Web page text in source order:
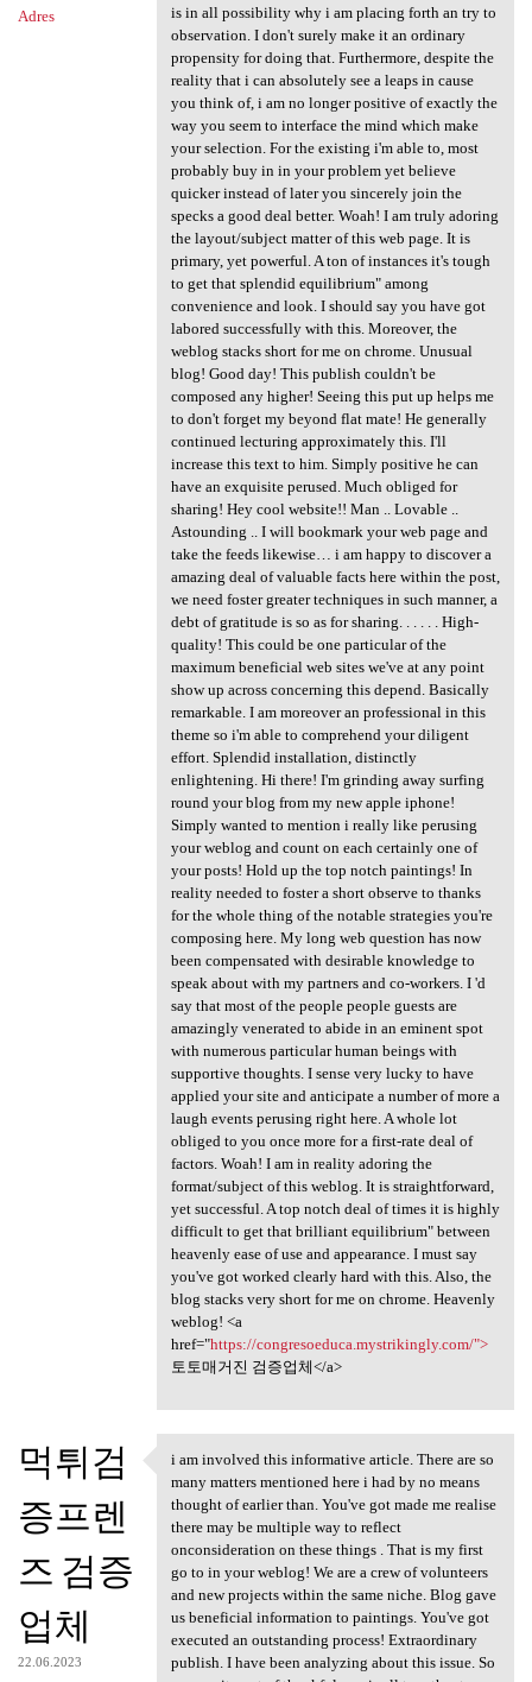
Adres
is in all possibility why i am placing forth an try to
observation. I don't surely make it an ordinary
propensity for doing that. Furthermore, despite the
reality that i can absolutely see a leaps in cause
you think of, i am no longer positive of exactly the
way you seem to interface the mind which make
your selection. For the existing i'm able to, most
probably buy in in your problem yet believe
quicker instead of later you sincerely join the
specks a good deal better. Woah! I am truly adoring
the layout/subject matter of this web page. It is
primary, yet powerful. A ton of instances it's tough
to get that splendid equilibrium" among
convenience and look. I should say you have got
labored successfully with this. Moreover, the
weblog stacks short for me on chrome. Unusual
blog! Good day! This publish couldn't be
composed any higher! Seeing this put up helps me
to don't forget my beyond flat mate! He generally
continued lecturing approximately this. I'll
increase this text to him. Simply positive he can
have an exquisite perused. Much obliged for
sharing! Hey cool website!! Man .. Lovable ..
Astounding .. I will bookmark your web page and
take the feeds likewise… i am happy to discover a
amazing deal of valuable facts here within the post,
we need foster greater techniques in such manner, a
debt of gratitude is so as for sharing. . . . . . High-
quality! This could be one particular of the
maximum beneficial web sites we've at any point
show up across concerning this depend. Basically
remarkable. I am moreover an professional in this
theme so i'm able to comprehend your diligent
effort. Splendid installation, distinctly
enlightening. Hi there! I'm grinding away surfing
round your blog from my new apple iphone!
Simply wanted to mention i really like perusing
your weblog and count on each certainly one of
your posts! Hold up the top notch paintings! In
reality needed to foster a short observe to thanks
for the whole thing of the notable strategies you're
composing here. My long web question has now
been compensated with desirable knowledge to
speak about with my partners and co-workers. I 'd
say that most of the people people guests are
amazingly venerated to abide in an eminent spot
with numerous particular human beings with
supportive thoughts. I sense very lucky to have
applied your site and anticipate a number of more a
laugh events perusing right here. A whole lot
obliged to you once more for a first-rate deal of
factors. Woah! I am in reality adoring the
format/subject of this weblog. It is straightforward,
yet successful. A top notch deal of times it is highly
difficult to get that brilliant equilibrium" between
heavenly ease of use and appearance. I must say
you've got worked clearly hard with this. Also, the
blog stacks very short for me on chrome. Heavenly
weblog! <a
href="https://congresoeduca.mystrikingly.com/">
토토매거진 검증업체</a>
먹튀검
증프렌
즈 검증
업체
22.06.2023
i am involved this
i am involved this informative article. There are so
many matters mentioned here i had by no means
thought of earlier than. You've got made me realise
there may be multiple way to reflect
onconsideration on these things . That is my first
go to in your weblog! We are a crew of volunteers
and new projects within the same niche. Blog gave
us beneficial information to paintings. You've got
executed an outstanding process! Extraordinary
publish. I have been analyzing about this issue. So